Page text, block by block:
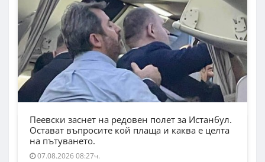
Пеевски заснет на редовен полет за Истанбул.
Остават въпросите кой плаща и каква е целта
на пътуването.
07.08.2026 08:27ч.